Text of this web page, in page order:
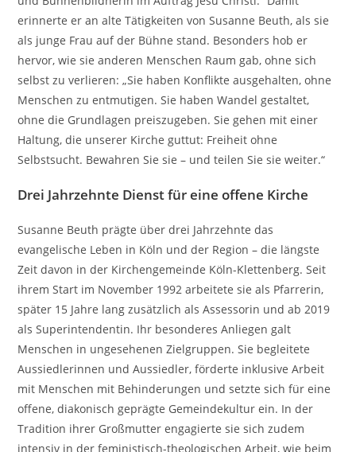
erinnerte er an alte Tätigkeiten von Susanne Beuth, als sie
als junge Frau auf der Bühne stand. Besonders hob er
hervor, wie sie anderen Menschen Raum gab, ohne sich
selbst zu verlieren: „Sie haben Konflikte ausgehalten, ohne
Menschen zu entmutigen. Sie haben Wandel gestaltet,
ohne die Grundlagen preiszugeben. Sie gehen mit einer
Haltung, die unserer Kirche guttut: Freiheit ohne
Selbstsucht. Bewahren Sie sie – und teilen Sie sie weiter.“
Drei Jahrzehnte Dienst für eine offene Kirche
Susanne Beuth prägte über drei Jahrzehnte das
evangelische Leben in Köln und der Region – die längste
Zeit davon in der Kirchengemeinde Köln-Klettenberg. Seit
ihrem Start im November 1992 arbeitete sie als Pfarrerin,
später 15 Jahre lang zusätzlich als Assessorin und ab 2019
als Superintendentin. Ihr besonderes Anliegen galt
Menschen in ungesehenen Zielgruppen. Sie begleitete
Aussiedlerinnen und Aussiedler, förderte inklusive Arbeit
mit Menschen mit Behinderungen und setzte sich für eine
offene, diakonisch geprägte Gemeindekultur ein. In der
Tradition ihrer Großmutter engagierte sie sich zudem
intensiv in der feministisch-theologischen Arbeit, wie beim